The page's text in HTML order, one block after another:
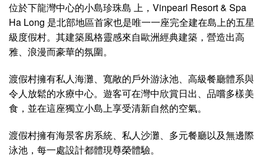
位於下龍灣中心的小島珍珠島 上，Vinpearl Resort & Spa
Ha Long 是北部地區首家也是唯一一座完全建在島上的五星
級度假村。其建築風格靈感來自歐洲經典建築，營造出高
雅、浪漫而豪華的氛圍。
渡假村擁有私人海灘、寬敞的戶外游泳池、高級餐廳體系與
令人放鬆的水療中心。遊客可在灣中欣賞日出、品嚐多樣美
食，並在這座獨立小島上享受清新自然的空氣。
渡假村擁有海景客房系統、私人沙灘、多元餐廳以及無邊際
泳池，每一處設計都體現尊榮體驗。